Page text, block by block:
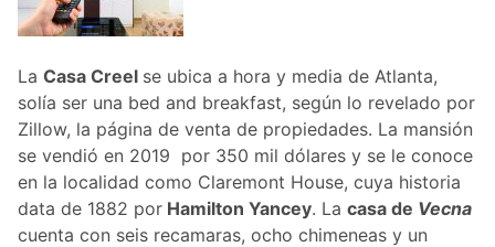
La Casa Creel se ubica a hora y media de Atlanta,
solía ser una bed and breakfast, según lo revelado por
Zillow, la página de venta de propiedades. La mansión
se vendió en 2019 por 350 mil dólares y se le conoce
en la localidad como Claremont House, cuya historia
data de 1882 por Hamilton Yancey. La casa de Vecna
cuenta con seis recamaras, ocho chimeneas y un